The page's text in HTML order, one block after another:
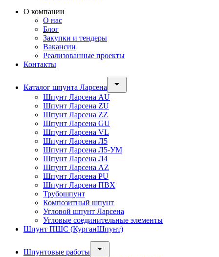
О компании
О нас
Блог
Закупки и тендеры
Вакансии
Реализованные проекты
Контакты
Каталог шпунта Ларсена
Шпунт Ларсена AU
Шпунт Ларсена ZU
Шпунт Ларсена ZZ
Шпунт Ларсена GU
Шпунт Ларсена VL
Шпунт Ларсена Л5
Шпунт Ларсена Л5-УМ
Шпунт Ларсена Л4
Шпунт Ларсена AZ
Шпунт Ларсена PU
Шпунт Ларсена ПВХ
Трубошпунт
Композитный шпунт
Угловой шпунт Ларсена
Угловые соединительные элементы
Шпунт ПШС (КурганШпунт)
Шпунтовые работы